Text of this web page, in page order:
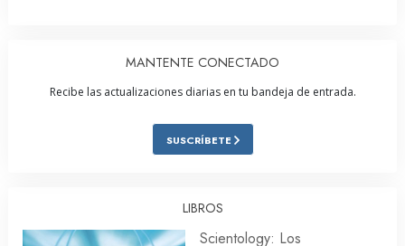
MANTENTE CONECTADO
Recibe las actualizaciones diarias en tu bandeja de entrada.
SUSCRÍBETE
LIBROS
Scientology: Los